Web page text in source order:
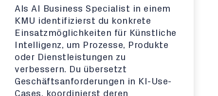
Als AI Business Specialist in einem
KMU identifizierst du konkrete
Einsatzmöglichkeiten für Künstliche
Intelligenz, um Prozesse, Produkte
oder Dienstleistungen zu
verbessern. Du übersetzt
Geschäftsanforderungen in KI-Use-
Cases, koordinierst deren